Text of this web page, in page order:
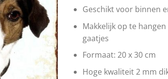
Geschikt voor binnen
Makkelijk op te
gaatjes
Formaat: 20 x 30 cm
Hoge kwaliteit 2 mm